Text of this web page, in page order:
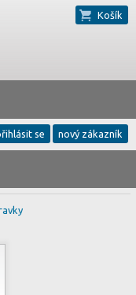
Košík
se nový zákazník